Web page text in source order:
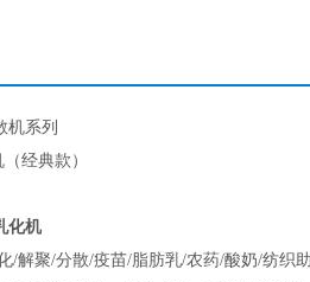
机系列
经典款）
化机
/解聚/分散/疫苗/脂肪乳/农药/酸奶/纺织